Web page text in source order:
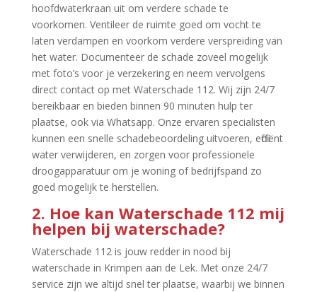
hoofdwaterkraan uit om verdere schade te
voorkomen.​ Ventileer de ruimte goed om vocht te
laten verdampen en voorkom verdere verspreiding van
het water.​ Documenteer de schade zoveel mogelijk
met foto’s voor je verzekering en neem vervolgens
direct contact op met Waterschade 112.​ Wij zijn 24/7
bereikbaar en bieden binnen 90 minuten hulp ter
plaatse, ook via Whatsapp.​ Onze ervaren specialisten
kunnen een snelle schadebeoordeling uitvoeren, efficiënt
water verwijderen, en zorgen voor professionele
droogapparatuur om je woning of bedrijfspand zo
goed mogelijk te herstellen.​
2.​ Hoe kan Waterschade 112 mij
helpen bij waterschade?
Waterschade 112 is jouw redder in nood bij
waterschade in Krimpen aan de Lek.​ Met onze 24/7
service zijn we altijd snel ter plaatse, waarbij we binnen